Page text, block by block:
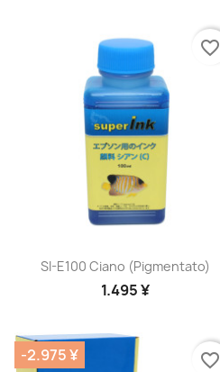
Anteprima
SI-E100 Ciano (pigmentato)
1.495 ¥
favorite_border
-2.975 ¥
favorite_border